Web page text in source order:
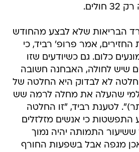
הבריאות שלא לבצע מהחודש
החזירים, אמר פרופ' רביד, כי
כלום. גם כשיודעים שזו
שיש לחולה, האבחנה חשובה
לא לבדוק היא החלטה של
שהעלה את מחלה לרמה שש
לטענת רביד, "זו החלטה
התפשטות כי אנשים מזלזלים
ששיעור התמותה יהיה נמוך
מגפה אבל בשפעות החורף